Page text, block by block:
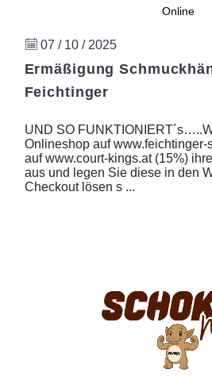
Online
07 / 10 / 2025
Ermäßigung
Feichtinger
UND SO
Onlineshop auf www.feichtinger-
auf www.court-kings.at (15%)
aus und legen Sie diese in den
Checkout lösen s ...